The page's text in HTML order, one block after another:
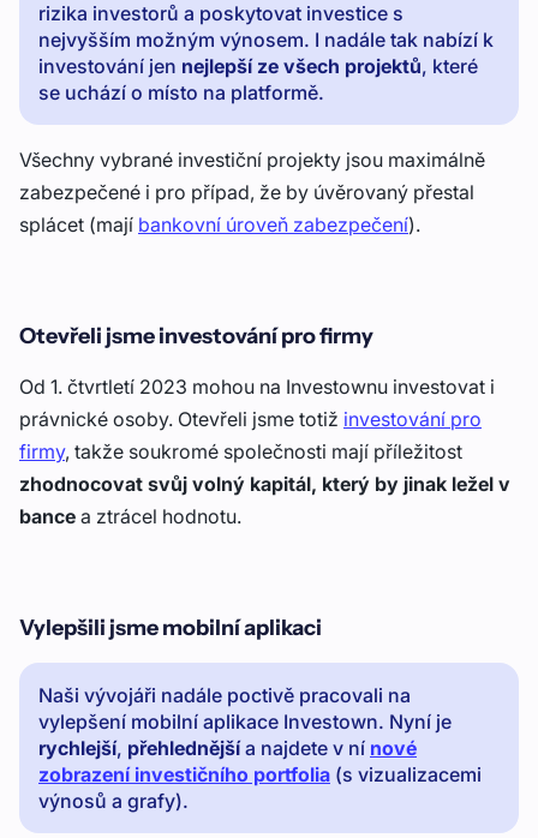
rizika investorů a poskytovat investice s
nejvyšším možným výnosem. I nadále tak nabízí k
investování jen nejlepší ze všech projektů, které
se uchází o místo na platformě.
Všechny vybrané investiční projekty jsou maximálně
zabezpečené i pro případ, že by úvěrovaný přestal
splácet (mají bankovní úroveň zabezpečení).
Otevřeli jsme investování pro firmy
Od 1. čtvrtletí 2023 mohou na Investownu investovat i
právnické osoby. Otevřeli jsme totiž investování pro
firmy, takže soukromé společnosti mají příležitost
zhodnocovat svůj volný kapitál, který by jinak ležel v
bance a ztrácel hodnotu.
Vylepšili jsme mobilní aplikaci
Naši vývojáři nadále poctivě pracovali na
vylepšení mobilní aplikace Investown. Nyní je
rychlejší, přehlednějšía najdete v ní nové
zobrazení investičního portfolia (s vizualizacemi
výnosů a grafy).